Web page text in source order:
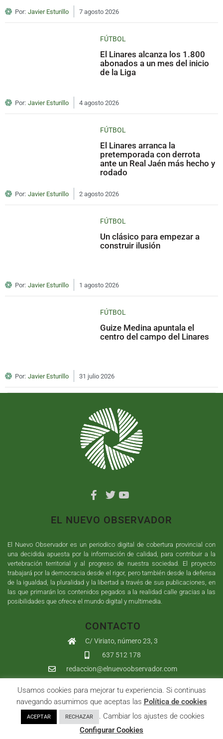
Por: Javier Esturillo 7 agosto 2026
FÚTBOL
El Linares alcanza los 1.800
abonados a un mes del inicio
de la Liga
Por: Javier Esturillo 4 agosto 2026
FÚTBOL
El Linares arranca la
pretemporada con derrota
ante un Real Jaén más hecho y
rodado
Por: Javier Esturillo 2 agosto 2026
FÚTBOL
Un clásico para empezar a
construir ilusión
Por: Javier Esturillo 1 agosto 2026
FÚTBOL
Guize Medina apuntala el
centro del campo del Linares
Por: Javier Esturillo 31 julio 2026
EL NUEVO OBSERVADOR
El Nuevo Observador es un periodico digital de cobertura provincial con
una decidida apuesta por la información de calidad, para contribuir a la
vertebración territorial y al progreso de nuestra sociedad. El proyecto
trabajará por la democracia desde el rigor, pero también desde la defensa
de la igualdad, la pluralidad y la libertad a través de sus publicaciones, en
las que primarán los contenidos pegados a la realidad calle gracias a las
posibilidades que ofrece el mundo digital y multimedia.
CONTACTO
C/ Viriato, número 23, 3
637 512 178
redaccion@elnuevoobservador.com
Copyright ©2026 El Nuevo Observador | Sumurdigital Diseño web
yDesarrollo| All Rights Reserved |
Privacidad|Política de cookies|User
Usamos cookies para mejorar tu experiencia. Si continuas
navegando asumimos que aceptas las Política de cookies
ACEPTAR RECHAZAR
. Cambiar los ajustes de cookies
Configurar Cookies